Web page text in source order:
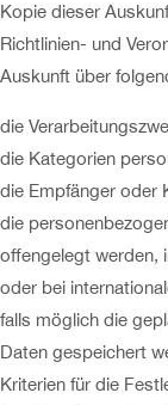
Kopie dieser
Richtlinien- und
Auskunft über
die
die Kategorien
die Empfänger oder
die
offengelegt werden,
oder bei
falls möglich die
Daten gespeichert
Kriterien für die